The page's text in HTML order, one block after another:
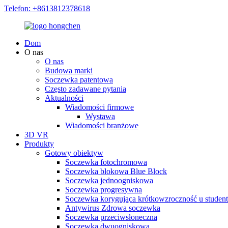
Telefon: +8613812378618
Dom
O nas
O nas
Budowa marki
Soczewka patentowa
Często zadawane pytania
Aktualności
Wiadomości firmowe
Wystawa
Wiadomości branżowe
3D VR
Produkty
Gotowy obiektyw
Soczewka fotochromowa
Soczewka blokowa Blue Block
Soczewka jednoogniskowa
Soczewka progresywna
Soczewka korygująca krótkowzroczność u
Antywirus Zdrowa soczewka
Soczewka przeciwsłoneczna
Soczewka dwuogniskowa